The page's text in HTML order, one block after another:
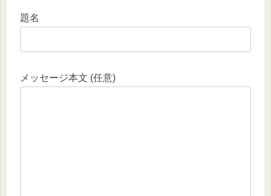
題名
メッセージ本文 (任意)